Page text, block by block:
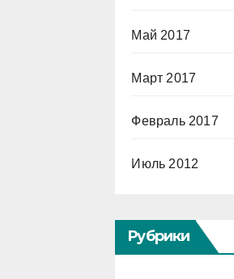
Май 2017
Март 2017
Февраль 2017
Июль 2012
Рубрики